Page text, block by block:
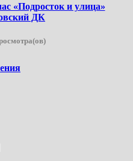
«Подросток и улица»
ДК